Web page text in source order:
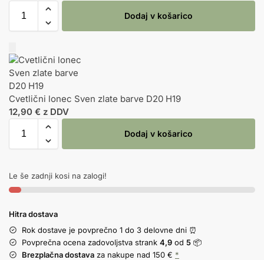
Dodaj v košarico
Cvetlični lonec Sven zlate barve D20 H19
12,90 € z DDV
Dodaj v košarico
Le še zadnji kosi na zalogi!
Hitra dostava
Rok dostave je povprečno 1 do 3 delovne dni ⏰
Povprečna ocena zadovoljstva strank 4,9 od 5 📦
Brezplačna dostava za nakupe nad 150 € *